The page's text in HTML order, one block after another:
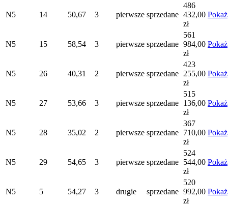
N5 14 50,67 3 pierwsze sprzedane
486
432,00
zł
Pokaż
N5 15 58,54 3 pierwsze sprzedane
561
984,00
zł
Pokaż
N5 26 40,31 2 pierwsze sprzedane
423
255,00
zł
Pokaż
N5 27 53,66 3 pierwsze sprzedane
515
136,00
zł
Pokaż
N5 28 35,02 2 pierwsze sprzedane
367
710,00
zł
Pokaż
N5 29 54,65 3 pierwsze sprzedane
524
544,00
zł
Pokaż
N5 5 54,27 3 drugie sprzedane
520
992,00
zł
Pokaż